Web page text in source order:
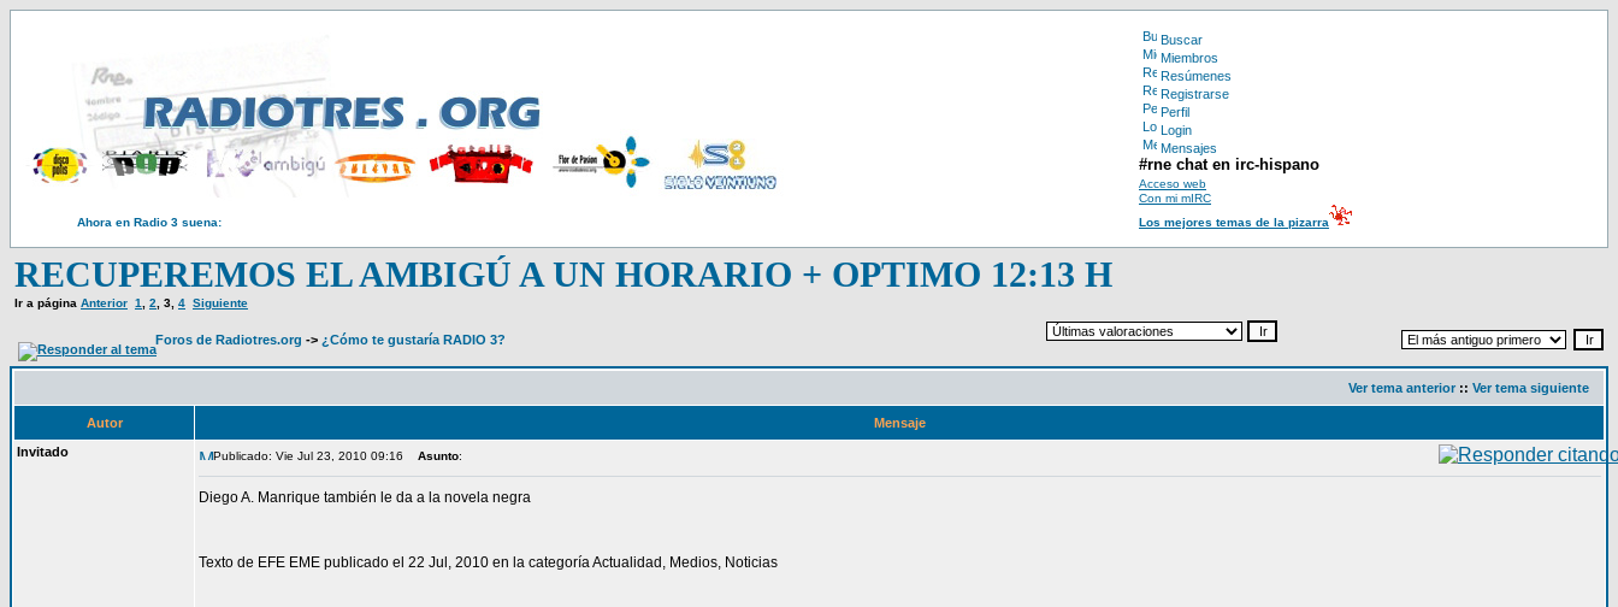
Buscar
Miembros
Resúmenes
Registrarse
Perfil
Login
Mensajes
#rne chat en irc-hispano
Acceso web
Con mi mIRC
Ahora en Radio 3 suena:
Los mejores temas de la pizarra
RECUPEREMOS EL AMBIGÚ A UN HORARIO + OPTIMO 12:13 H
Ir a página Anterior 1 2 3 4 Siguiente
Foros de Radiotres.org -> ¿Cómo te gustaría RADIO 3?
Ver tema anterior :: Ver tema siguiente
Autor
Mensaje
Invitado
Publicado: Vie Jul 23, 2010 09:16 Asunto:
Diego A. Manrique también le da a la novela negra
Texto de EFE EME publicado el 22 Jul, 2010 en la categoría Actualidad, Medios, Noticias